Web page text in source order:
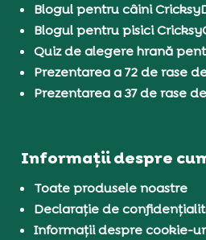
Blogul pentru câini
Blogul pentru pisici
Quiz de alegere hrană
Prezentarea a 72 de rase
Prezentarea a 37 de rase
Informații despre
Toate produsele noastre
Declarație de
Informații despre cookie-